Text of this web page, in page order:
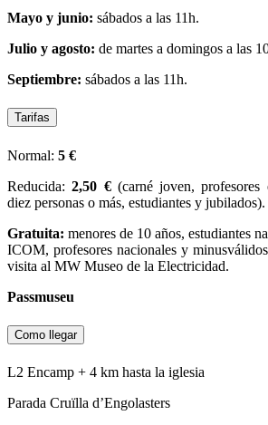
Mayo y junio: sábados a las 11h.
Julio y agosto: de martes a domingos a las
Septiembre: sábados a las 11h.
Tarifas
Normal: 5 €
Reducida:2,50 €(carné joven, profesores
diez personas o más, estudiantes y jubilados).
Gratuita: menores de 10 años, estudiantes
ICOM, profesores nacionales y
visita al MW Museo de la Electricidad.
Passmuseu
Como llegar
L2 Encamp + 4 km hasta la iglesia
Parada Cruïlla d’Engolasters